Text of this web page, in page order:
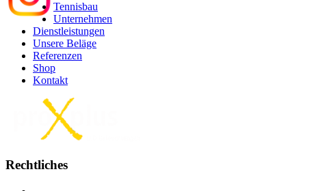
Tennisbau
Unternehmen
Dienstleistungen
Unsere Beläge
Referenzen
Shop
Kontakt
Rechtliches